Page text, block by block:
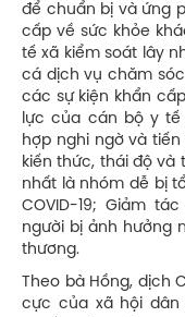
để chuẩn bị và ứng
cấp về sức khỏe
tế xã kiểm soát lây
cá dịch vụ chăm
các sự kiện khẩn
lực của cán bộ y tế
hợp nghi ngờ và
kiến thức, thái độ và
nhất là nhóm dễ bị
COVID-19; Giảm
người bị ảnh hưởng
thương.
Theo bà Hồng, dịch
cực của xã hội dân